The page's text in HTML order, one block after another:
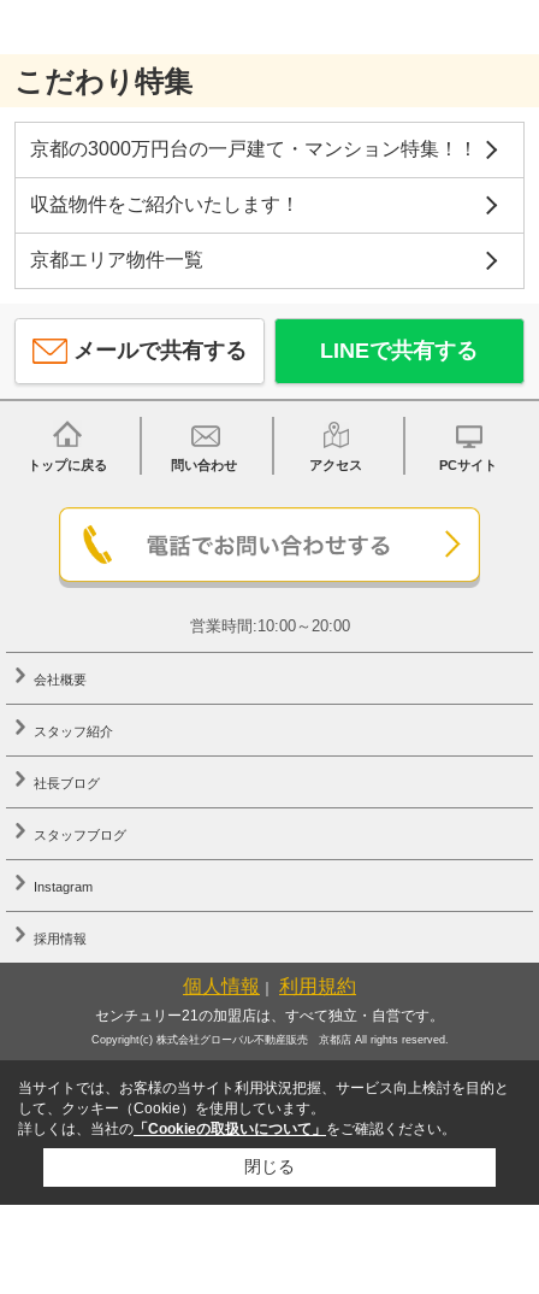
こだわり特集
京都の3000万円台の一戸建て・マンション特集！！
収益物件をご紹介いたします！
京都エリア物件一覧
メールで共有する LINEで共有する
トップに戻る 問い合わせ アクセス PCサイト
営業時間:10:00～20:00
会社概要
スタッフ紹介
社長ブログ
スタッフブログ
Instagram
採用情報
個人情報 利用規約
センチュリー21の加盟店は、すべて独立・自営です。
Copyright(c) 株式会社グローバル不動産販売 京都店 All rights reserved.
当サイトでは、お客様の当サイト利用状況把握、サービス向上検討を目的と
して、クッキー（Cookie）を使用しています。
詳しくは、当社の 「Cookieの取扱いについて」 をご確認ください。
閉じる